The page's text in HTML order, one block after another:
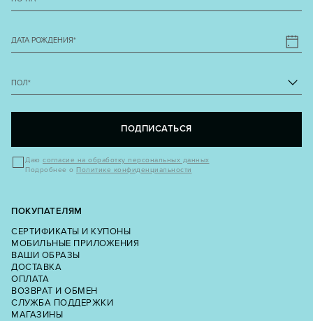
ДАТА РОЖДЕНИЯ*
ПОЛ*
ПОДПИСАТЬСЯ
Даю согласие на обработку персональных данных
Подробнее о Политике конфиденциальности
ПОКУПАТЕЛЯМ
СЕРТИФИКАТЫ И КУПОНЫ
МОБИЛЬНЫЕ ПРИЛОЖЕНИЯ
ВАШИ ОБРАЗЫ
ДОСТАВКА
ОПЛАТА
ВОЗВРАТ И ОБМЕН
СЛУЖБА ПОДДЕРЖКИ
МАГАЗИНЫ